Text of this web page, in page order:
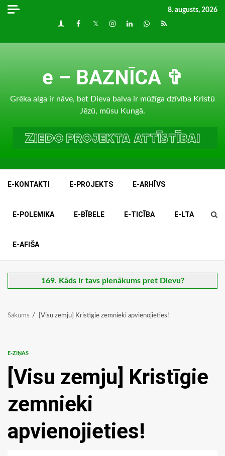
Skip
8. augusts, 2026
DraugiemFacebook
TwitterInstagram
LinkedInwhatsapp
RSS
e – BAZNĪCA ✞
Grēka alga ir nāve, bet Dieva balva ir mūžīga dzīvība Kristū
Jēzū, mūsu Kungā.
E-KONTAKTI E-PROJEKTS E-ARHĪVS
E-POLEMIKA E-BĪBELE E-TICĪBA E-LTA
E-AFIŠA
169. Kāds ir tavs pienākums pret Dievu?
Sākums [Visu zemju] Kristīgie zemnieki apvienojieties!
E-ZIŅAS
[Visu zemju] Kristīgie
zemnieki
apvienojieties!